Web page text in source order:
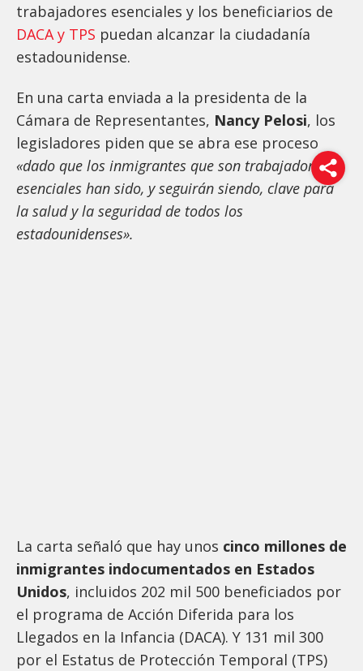
trabajadores esenciales y los beneficiarios de
DACA y TPS puedan alcanzar la ciudadanía
estadounidense.
En una carta enviada a la presidenta de la
Cámara de Representantes, Nancy Pelosi, los
legisladores piden que se abra ese proceso
«dado que los inmigrantes que son trabajadores
esenciales han sido, y seguirán siendo, clave para
la salud y la seguridad de todos los
estadounidenses».
La carta señaló que hay unos cinco millones de
inmigrantes indocumentados en Estados
Unidos, incluidos 202 mil 500 beneficiados por
el programa de Acción Diferida para los
Llegados en la Infancia (DACA). Y 131 mil 300
por el Estatus de Protección Temporal (TPS)